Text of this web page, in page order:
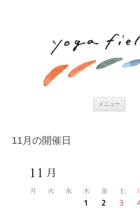
メニュー
11月の開催日